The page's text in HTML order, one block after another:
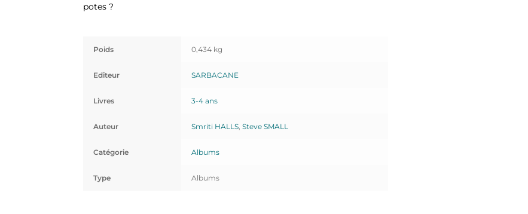
potes ?
Poids 0,434 kg
Editeur SARBACANE
Livres 3-4 ans
Auteur Smriti HALLS, Steve SMALL
Catégorie Albums
Type Albums